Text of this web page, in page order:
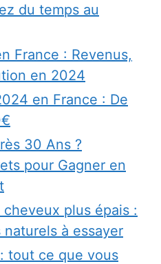
du temps au
France : Revenus,
en 2024
en France : De
30 Ans ?
pour Gagner en
plus épais :
à essayer
tout ce que vous